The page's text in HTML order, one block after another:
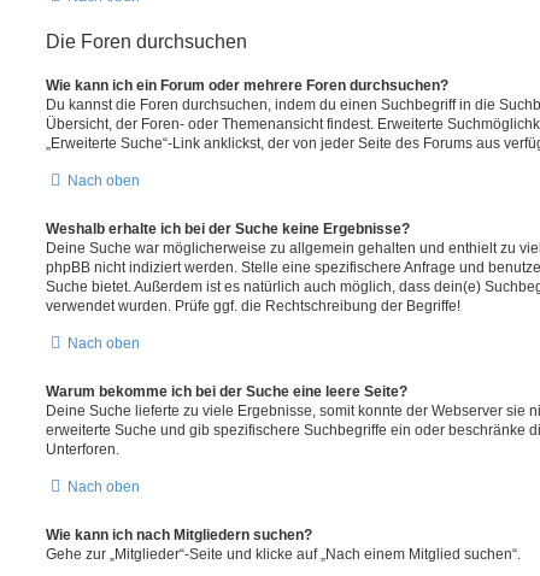
Die Foren durchsuchen
Wie kann ich ein Forum oder mehrere Foren durchsuchen?
Du kannst die Foren durchsuchen, indem du einen Suchbegriff in die
Übersicht, der Foren- oder Themenansicht findest. Erweiterte
„Erweiterte Suche“-Link anklickst, der von jeder Seite des Forums aus
Nach oben
Weshalb erhalte ich bei der Suche keine Ergebnisse?
Deine Suche war möglicherweise zu allgemein gehalten und enthielt zu
phpBB nicht indiziert werden. Stelle eine spezifischere Anfrage und
Suche bietet. Außerdem ist es natürlich auch möglich, dass dein(e)
verwendet wurden. Prüfe ggf. die Rechtschreibung der Begriffe!
Nach oben
Warum bekomme ich bei der Suche eine leere Seite?
Deine Suche lieferte zu viele Ergebnisse, somit konnte der Webserver sie
erweiterte Suche und gib spezifischere Suchbegriffe ein oder beschränke
Unterforen.
Nach oben
Wie kann ich nach Mitgliedern suchen?
Gehe zur „Mitglieder“-Seite und klicke auf „Nach einem Mitglied suchen“.